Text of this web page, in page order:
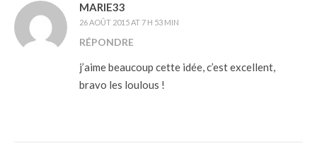
MARIE33
26 AOÛT 2015 AT 7 H 53 MIN
RÉPONDRE
j’aime beaucoup cette idée, c’est excellent,
bravo les loulous !